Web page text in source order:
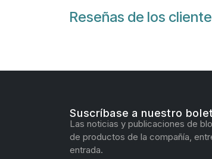
Reseñas de los
Suscríbase a nuestro
Las noticias y publicaciones de
de productos de la compañía,
entrada.